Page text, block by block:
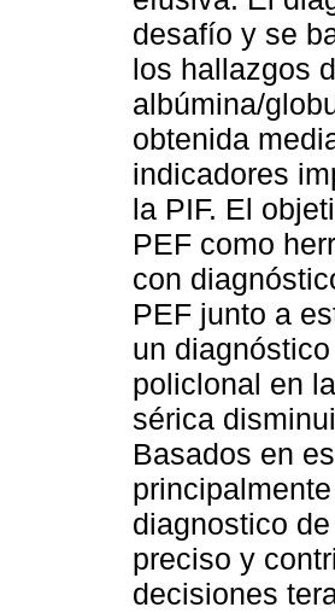
desafío y se
los hallazgos
albúmina/
obtenida
indicadores
la PIF. El
PEF como
con
PEF junto a
un
policlonal en
sérica
Basados en
diagnostico
preciso y
decisiones